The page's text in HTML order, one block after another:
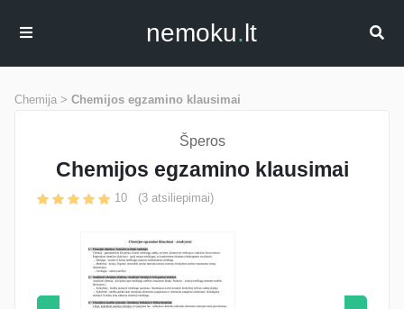
nemoku.lt
Chemija > Chemijos egzamino klausimai
Šperos
Chemijos egzamino klausimai
10 (3 atsiliepimai)